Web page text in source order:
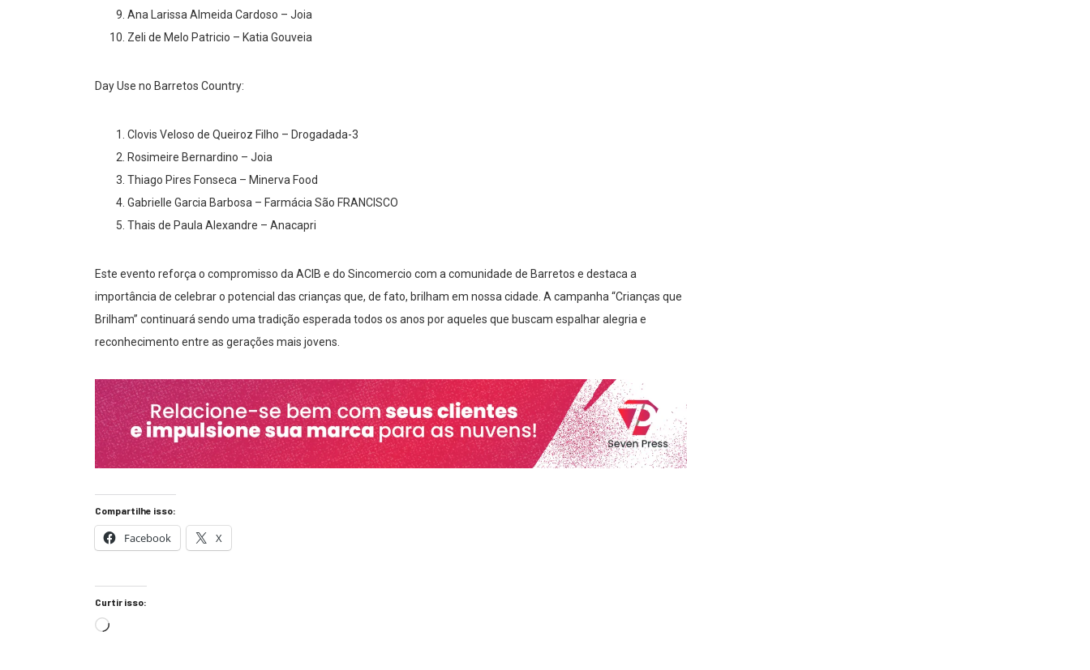
Ana Larissa Almeida Cardoso – Joia
Zeli de Melo Patricio – Katia Gouveia
Day Use no Barretos Country:
Clovis Veloso de Queiroz Filho – Drogadada-3
Rosimeire Bernardino – Joia
Thiago Pires Fonseca – Minerva Food
Gabrielle Garcia Barbosa – Farmácia São FRANCISCO
Thais de Paula Alexandre – Anacapri
Este evento reforça o compromisso da ACIB e do Sincomercio com a comunidade de Barretos e destaca a
importância de celebrar o potencial das crianças que, de fato, brilham em nossa cidade. A campanha “Crianças que
Brilham” continuará sendo uma tradição esperada todos os anos por aqueles que buscam espalhar alegria e
reconhecimento entre as gerações mais jovens.
Compartilhe isso:
Facebook X
Curtir isso: